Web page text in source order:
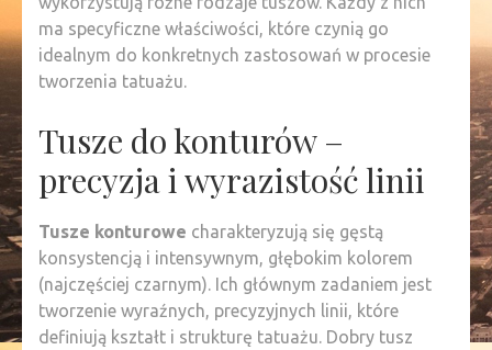
ma specyficzne właściwości, które czynią go
idealnym do konkretnych zastosowań w procesie
tworzenia tatuażu.
Tusze do konturów –
precyzja i wyrazistość linii
Tusze konturowe charakteryzują się gęstą
konsystencją i intensywnym, głębokim kolorem
(najczęściej czarnym). Ich głównym zadaniem jest
tworzenie wyraźnych, precyzyjnych linii, które
definiują kształt i strukturę tatuażu. Dobry tusz